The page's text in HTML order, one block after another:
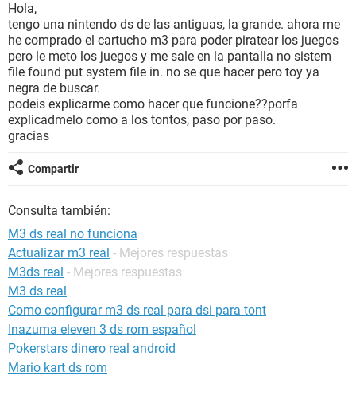
Hola,
tengo una nintendo ds de las antiguas, la grande. ahora me
he comprado el cartucho m3 para poder piratear los juegos
pero le meto los juegos y me sale en la pantalla no sistem
file found put system file in. no se que hacer pero toy ya
negra de buscar.
podeis explicarme como hacer que funcione??porfa
explicadmelo como a los tontos, paso por paso.
gracias
Compartir
Consulta también:
M3 ds real no funciona
Actualizar m3 real - Mejores respuestas
M3ds real - Mejores respuestas
M3 ds real
Como configurar m3 ds real para dsi para tont
Inazuma eleven 3 ds rom español
Pokerstars dinero real android
Mario kart ds rom